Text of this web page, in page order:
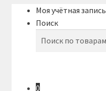
Моя учётная запись
Поиск
0